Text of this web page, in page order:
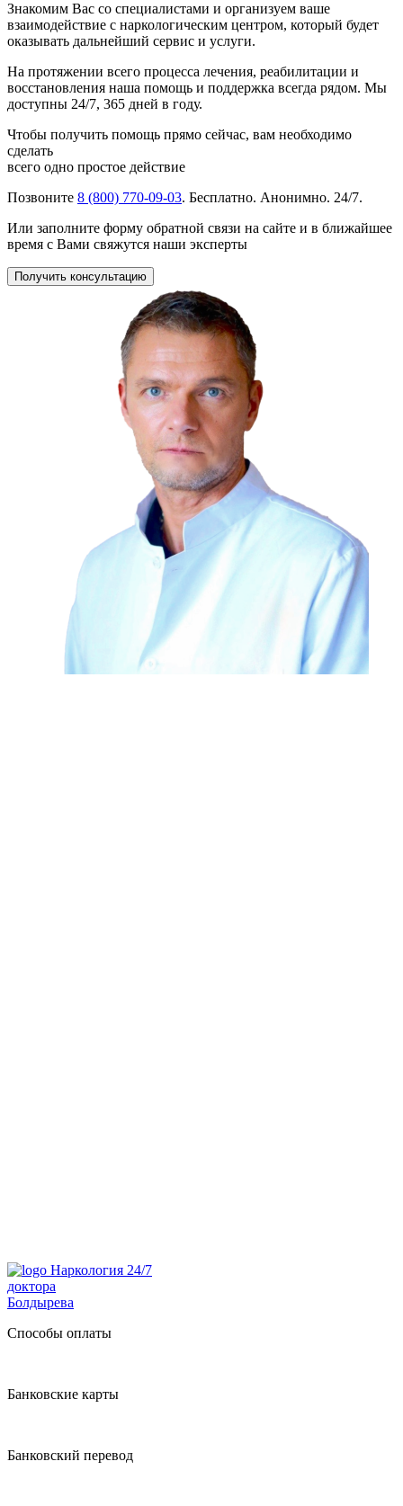
Знакомим Вас со специалистами и организуем ваше
взаимодействие с наркологическим центром, который будет
оказывать дальнейший сервис и услуги.
На протяжении всего процесса лечения, реабилитации и
восстановления наша помощь и поддержка всегда рядом. Мы
доступны 24/7, 365 дней в году.
Чтобы получить помощь прямо сейчас, вам необходимо
сделать
всего одно простое действие
Позвоните 8 (800) 770-09-03. Бесплатно. Анонимно. 24/7.
Или заполните форму обратной связи на сайте и в ближайшее
время с Вами свяжутся наши эксперты
Получить консультацию
Наркология 24/7
доктора
Болдырева
Способы оплаты
Банковские карты
Банковский перевод